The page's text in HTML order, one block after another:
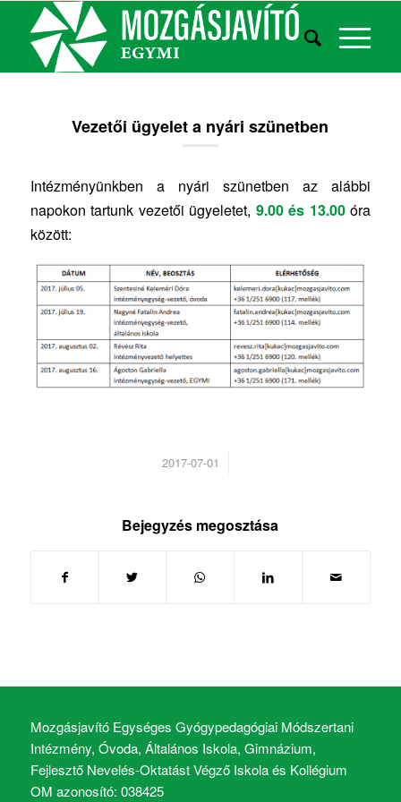
Vezetői ügyelet a nyári szünetben
Intézményünkben a nyári szünetben az alábbi
napokon tartunk vezetői ügyeletet, 9.00 és 13.00óra
között:
2017-07-01
/
Bejegyzés megosztása
Mozgásjavító Egységes Gyógypedagógiai Módszertani
Intézmény, Óvoda, Általános Iskola, Gimnázium,
Fejlesztő Nevelés-Oktatást Végző Iskola és Kollégium
OM azonosító: 038425